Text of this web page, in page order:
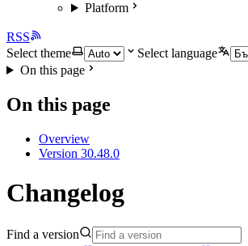
Platform
RSS
Select theme
Select language
On this page
On this page
Overview
Version 30.48.0
Changelog
Find a version